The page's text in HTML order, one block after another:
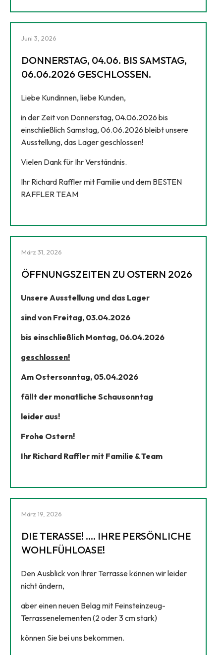
Juni 3, 2026
DONNERSTAG, 04.06. BIS SAMSTAG,
06.06.2026 GESCHLOSSEN.
Liebe Kundinnen, liebe Kunden,
in der Zeit von Donnerstag, 04.06.2026 bis
einschließlich Samstag, 06.06.2026 bleibt unsere
Ausstellung, das Lager geschlossen!
Vielen Dank für Ihr Verständnis.
Ihr Richard Raffler mit Familie und dem BESTEN
RAFFLER TEAM
März 31, 2026
ÖFFNUNGSZEITEN ZU OSTERN 2026
Unsere Ausstellung und das Lager
sind von Freitag, 03.04.2026
bis einschließlich Montag, 06.04.2026
geschlossen!
Am Ostersonntag, 05.04.2026
fällt der monatliche Schausonntag
leider aus!
Frohe Ostern!
Ihr Richard Raffler mit Familie & Team
März 19, 2026
DIE TERASSE! …. IHRE PERSÖNLICHE
WOHLFÜHLOASE!
Den Ausblick von Ihrer Terrasse können wir leider
nicht ändern,
aber einen neuen Belag mit Feinsteinzeug-
Terrassenelementen (2 oder 3 cm stark)
können Sie bei uns bekommen.